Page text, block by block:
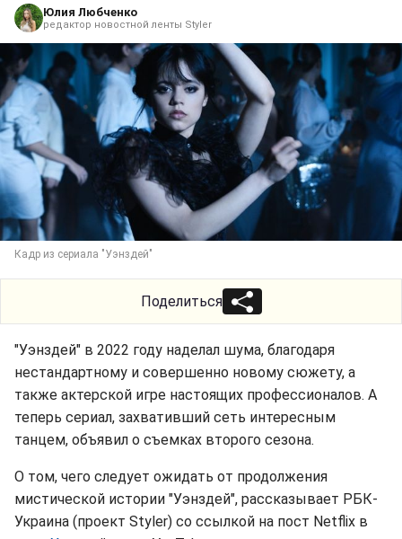
Юлия Любченко
редактор новостной ленты Styler
Кадр из сериала "Уэнздей"
Поделиться
"Уэнздей" в 2022 году наделал шума, благодаря
нестандартному и совершенно новому сюжету, а
также актерской игре настоящих профессионалов. А
теперь сериал, захвативший сеть интересным
танцем, объявил о съемках второго сезона.
О том, чего следует ожидать от продолжения
мистической истории "Уэнздей", рассказывает РБК-
Украина (проект Styler) со ссылкой на пост Netflix в